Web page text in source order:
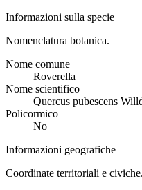
Informazioni sulla specie
Nomenclatura botanica.
Nome comune
Roverella
Nome scientifico
Quercus pubescens
Policormico
No
Informazioni geografiche
Coordinate territoriali e civiche.